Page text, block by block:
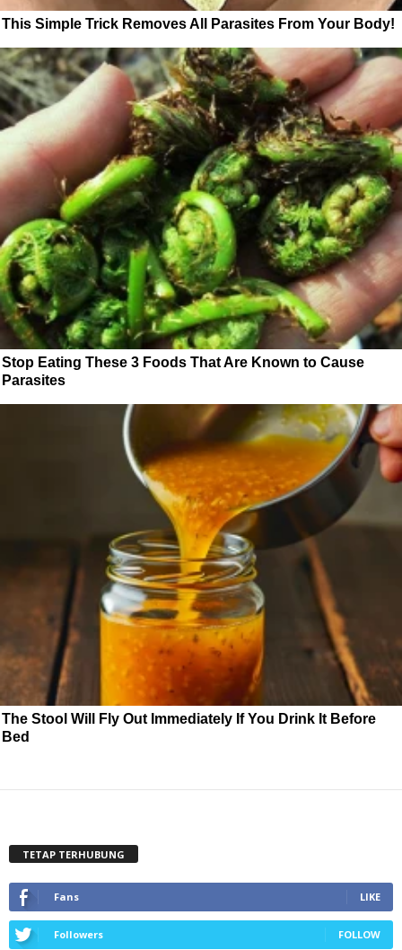
This Simple Trick Removes All Parasites From Your Body!
Stop Eating These 3 Foods That Are Known to Cause
Parasites
The Stool Will Fly Out Immediately If You Drink It Before
Bed
TETAP TERHUBUNG
Fans LIKE
Followers FOLLOW